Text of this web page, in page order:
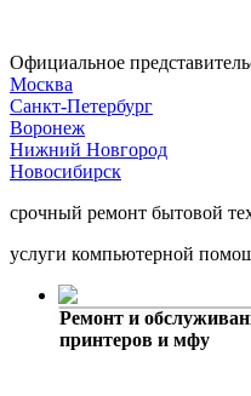
Официальное
Москва
Санкт-Петербург
Воронеж
Нижний Новгород
Новосибирск
срочный ремонт бытовой
услуги компьютерной
Ремонт и
принтеров и мфу